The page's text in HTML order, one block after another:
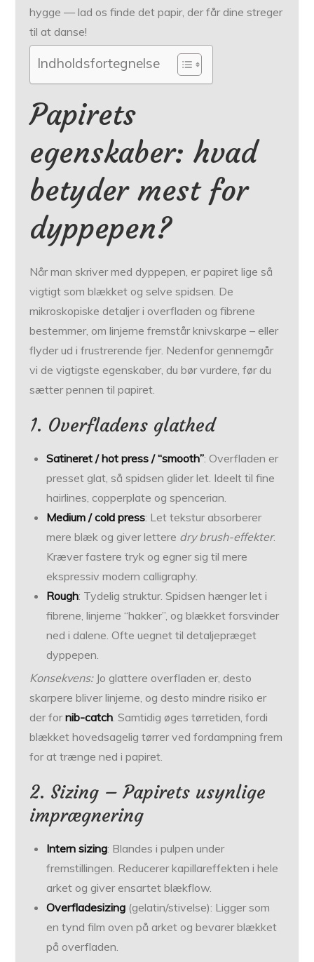
hygge — lad os finde det papir, der får dine streger
til at danse!
Indholdsfortegnelse
Papirets
egenskaber: hvad
betyder mest for
dyppepen?
Når man skriver med dyppepen, er papiret lige så
vigtigt som blækket og selve spidsen. De
mikroskopiske detaljer i overfladen og fibrene
bestemmer, om linjerne fremstår knivskarpe – eller
flyder ud i frustrerende fjer. Nedenfor gennemgår
vi de vigtigste egenskaber, du bør vurdere, før du
sætter pennen til papiret.
1. Overfladens glathed
Satineret / hot press / “smooth”: Overfladen er
presset glat, så spidsen glider let. Ideelt til fine
hairlines, copperplate og spencerian.
Medium / cold press: Let tekstur absorberer
mere blæk og giver lettere dry brush-effekter.
Kræver fastere tryk og egner sig til mere
ekspressiv modern calligraphy.
Rough: Tydelig struktur. Spidsen hænger let i
fibrene, linjerne “hakker”, og blækket forsvinder
ned i dalene. Ofte uegnet til detaljepræget
dyppepen.
Konsekvens:Jo glattere overfladen er, desto
skarpere bliver linjerne, og desto mindre risiko er
der fornib-catch. Samtidig øges tørretiden, fordi
blækket hovedsagelig tørrer ved fordampning frem
for at trænge ned i papiret.
2. Sizing – Papirets usynlige
imprægnering
Intern sizing: Blandes i pulpen under
fremstillingen. Reducerer kapillareffekten i hele
arket og giver ensartet blækflow.
Overfladesizing (gelatin/stivelse): Ligger som
en tynd film oven på arket og bevarer blækket
på overfladen.